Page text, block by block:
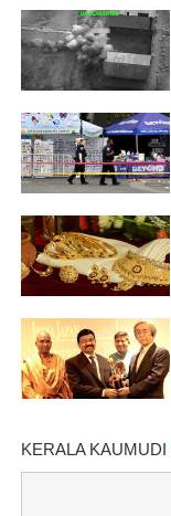
KERALA KAUMUDI